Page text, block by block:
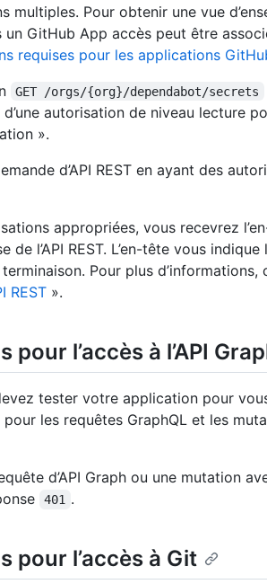
multiples. Pour obtenir une vue
un GitHub App accès peut être
requises pour les applications
GET /orgs/{org}/dependabot/secrets
autorisation de niveau lecture
».
d’API REST en ayant des
appropriées, vous recevrez
de l’API REST. L’en-tête vous
Pour plus d’informations,
REST ».
l’accès à l’API
tester votre application pour
les requêtes GraphQL et les
d’API Graph ou une mutation
401 .
pour l’accès à Git